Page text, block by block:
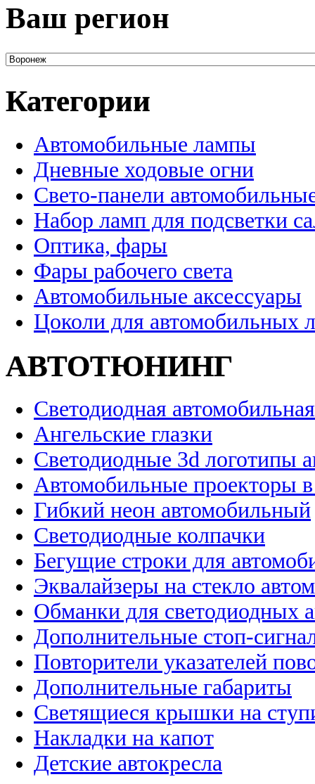
Ваш регион
Категории
Автомобильные лампы
Дневные ходовые огни
Свето-панели
Набор ламп для подсветки
Оптика, фары
Фары рабочего света
Автомобильные аксессуары
Цоколи для автомобильных
АВТОТЮНИНГ
Светодиодная
Ангельские глазки
Светодиодные 3d логотипы
Автомобильные проекторы
Гибкий неон автомобильный
Светодиодные колпачки
Бегущие строки для
Эквалайзеры на стекло
Обманки для светодиодных
Дополнительные стоп-
Повторители указателей
Дополнительные габариты
Светящиеся крышки на
Накладки на капот
Детские автокресла